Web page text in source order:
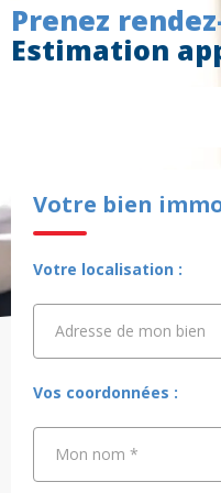
Prenez
Estimation
Votre bien
Votre localisation :
Adresse de mon bien
Adresse de mon bien
Vos coordonnées :
Mon nom *